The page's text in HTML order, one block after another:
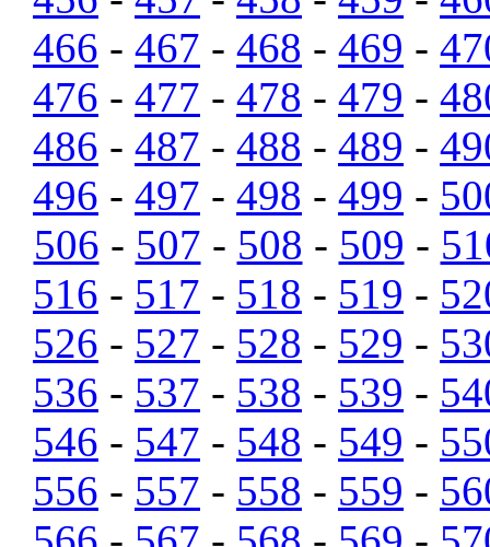
466 - 467 - 468 - 469 -
476 - 477 - 478 - 479 -
486 - 487 - 488 - 489 -
496 - 497 - 498 - 499 -
506 - 507 - 508 - 509 -
516 - 517 - 518 - 519 -
526 - 527 - 528 - 529 -
536 - 537 - 538 - 539 -
546 - 547 - 548 - 549 -
556 - 557 - 558 - 559 -